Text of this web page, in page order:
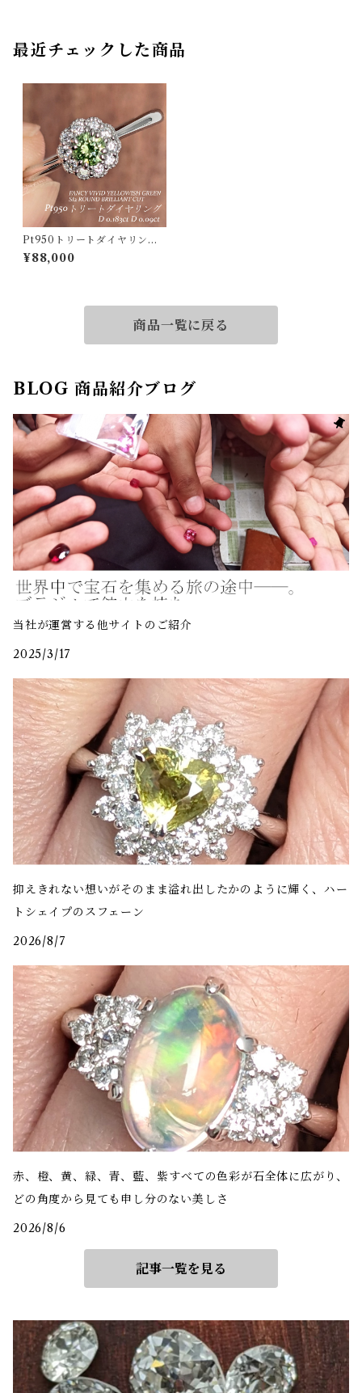
最近チェックした商品
Pt950トリートダイヤリング
グリーンダイヤモンド 0.183c
t ダイヤモンド 0.09ct【PRO
¥88,000
商品一覧に戻る
BLOG 商品紹介ブログ
当社が運営する他サイトのご紹介
2025/3/17
抑えきれない想いがそのまま溢れ出したかのように輝く、ハー
トシェイプのスフェーン
2026/8/7
赤、橙、黄、緑、青、藍、紫――すべての色彩が石全体に広がり、
どの角度から見ても申し分のない美しさ
2026/8/6
記事一覧を見る